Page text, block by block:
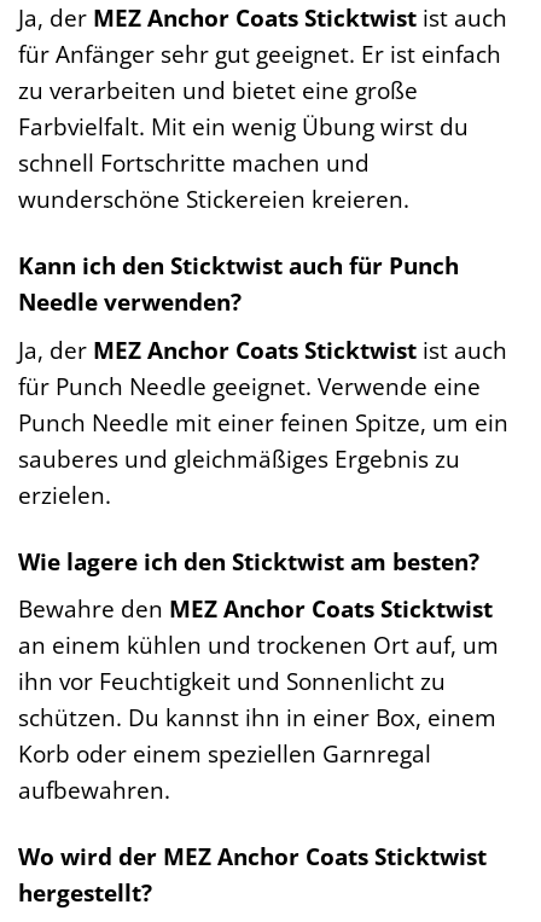
Ja, der MEZ Anchor Coats Sticktwist ist auch
für Anfänger sehr gut geeignet. Er ist einfach
zu verarbeiten und bietet eine große
Farbvielfalt. Mit ein wenig Übung wirst du
schnell Fortschritte machen und
wunderschöne Stickereien kreieren.
Kann ich den Sticktwist auch für Punch
Needle verwenden?
Ja, der MEZ Anchor Coats Sticktwist ist auch
für Punch Needle geeignet. Verwende eine
Punch Needle mit einer feinen Spitze, um ein
sauberes und gleichmäßiges Ergebnis zu
erzielen.
Wie lagere ich den Sticktwist am besten?
Bewahre den MEZ Anchor Coats Sticktwist
an einem kühlen und trockenen Ort auf, um
ihn vor Feuchtigkeit und Sonnenlicht zu
schützen. Du kannst ihn in einer Box, einem
Korb oder einem speziellen Garnregal
aufbewahren.
Wo wird der MEZ Anchor Coats Sticktwist
hergestellt?